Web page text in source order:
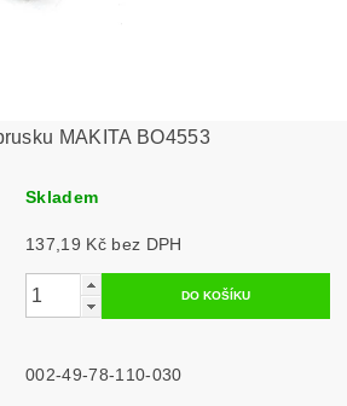
MAKITA BO4553
Skladem
137,19 Kč bez DPH
002-49-78-110-030